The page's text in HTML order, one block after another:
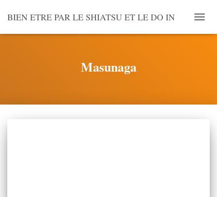
BIEN ETRE PAR LE SHIATSU ET LE DO IN
LA
Masunaga